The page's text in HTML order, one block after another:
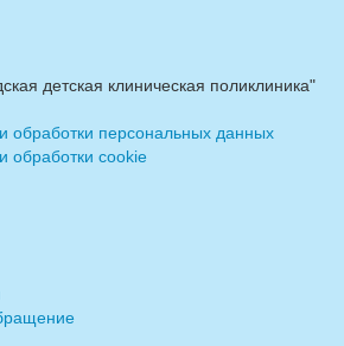
детская клиническая поликлиника"
обработки персональных данных
обработки cookie